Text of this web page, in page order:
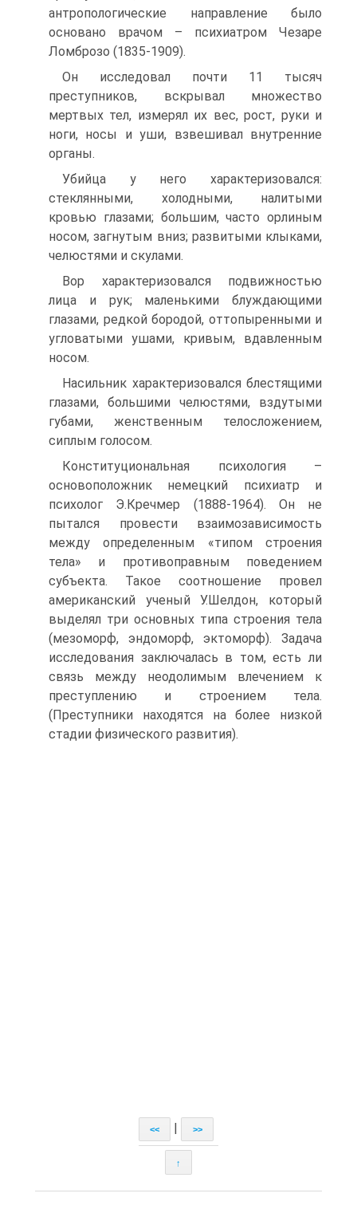
антропологические направление было
основано врачом – психиатром Чезаре
Ломброзо (1835-1909).
Он исследовал почти 11 тысяч
преступников, вскрывал множество
мертвых тел, измерял их вес, рост, руки и
ноги, носы и уши, взвешивал внутренние
органы.
Убийца у него характеризовался:
стеклянными, холодными, налитыми
кровью глазами; большим, часто орлиным
носом, загнутым вниз; развитыми клыками,
челюстями и скулами.
Вор характеризовался подвижностью
лица и рук; маленькими блуждающими
глазами, редкой бородой, оттопыренными и
угловатыми ушами, кривым, вдавленным
носом.
Насильник характеризовался блестящими
глазами, большими челюстями, вздутыми
губами, женственным телосложением,
сиплым голосом.
Конституциональная психология –
основоположник немецкий психиатр и
психолог Э.Кречмер (1888-1964). Он не
пытался провести взаимозависимость
между определенным «типом строения
тела» и противоправным поведением
субъекта. Такое соотношение провел
американский ученый У.Шелдон, который
выделял три основных типа строения тела
(мезоморф, эндоморф, эктоморф). Задача
исследования заключалась в том, есть ли
связь между неодолимым влечением к
преступлению и строением тела.
(Преступники находятся на более низкой
стадии физического развития).
<< >>
↑